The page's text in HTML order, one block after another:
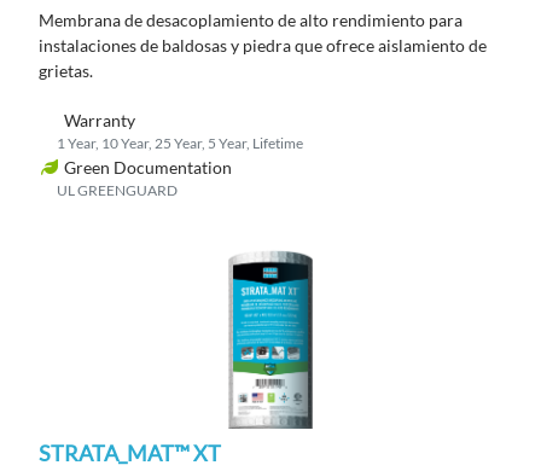
Membrana de desacoplamiento de alto rendimiento para
instalaciones de baldosas y piedra que ofrece aislamiento de
grietas.
Warranty
1 Year, 10 Year, 25 Year, 5 Year, Lifetime
Green Documentation
UL GREENGUARD
STRATA_MAT™ XT